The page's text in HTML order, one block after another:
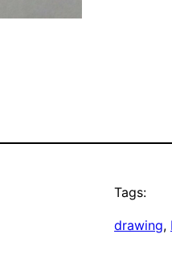
Tags:
drawing,